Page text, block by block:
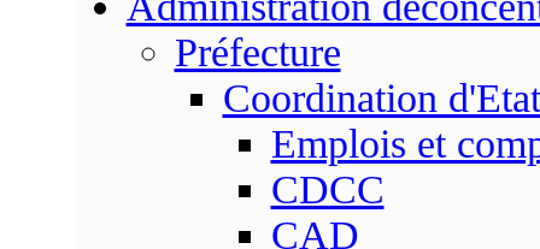
Préfecture
Coordination d'Etat
Emplois et
CDCC
CAD